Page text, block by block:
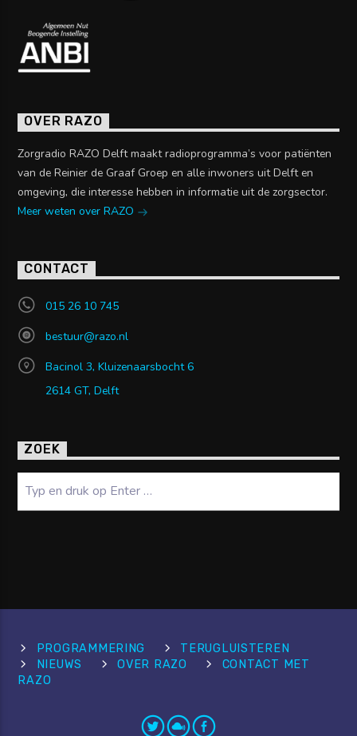
OVER RAZO
Zorgradio RAZO Delft maakt radioprogramma’s voor patiënten
van de Reinier de Graaf Groep en alle inwoners uit Delft en
omgeving, die interesse hebben in informatie uit de zorgsector.
Meer weten over RAZO
CONTACT
015 26 10 745
bestuur@razo.nl
Bacinol 3, Kluizenaarsbocht 6
2614 GT, Delft
ZOEK
PROGRAMMERING
TERUGLUISTEREN
NIEUWS
OVER RAZO
CONTACT MET
RAZO